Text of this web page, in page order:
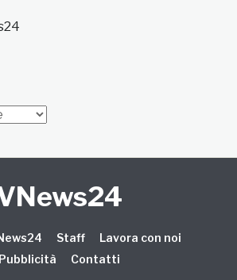
Staff
Lavora con noi
Pubblicità
Contatti